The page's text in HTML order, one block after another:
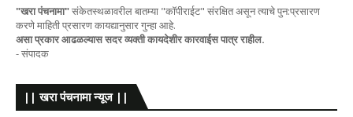
"खरा पंचनामा"संकेतस्थळावरील बातम्या "कॉपीराईट" संरक्षित असून त्याचे पुन:प्रसारण
करणे माहिती प्रसारण कायद्यानुसार गुन्हा आहे.
असा प्रकार आढळल्यास सदर व्यक्ती कायदेशीर कारवाईस पात्र राहील.
- संपादक
|| खरा पंचनामा न्यूज ||